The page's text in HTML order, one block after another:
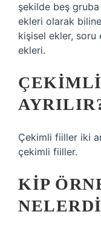
şekilde beş gruba
ekleri olarak
kişisel ekler,
ekleri.
Çekimli fiiller iki
çekimli fiiller.
KIP